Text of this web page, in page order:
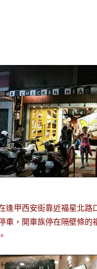
逢甲西安街靠近福星北路
車，開車族停在隔壁條的